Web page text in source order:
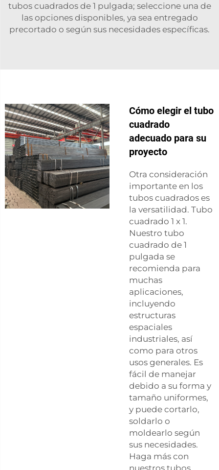
tubos cuadrados de 1 pulgada; seleccione una de
las opciones disponibles, ya sea entregado
precortado o según sus necesidades específicas.
Cómo elegir el tubo
cuadrado
adecuado para su
proyecto
Otra consideración
importante en los
tubos cuadrados es
la versatilidad. Tubo
cuadrado 1 x 1.
Nuestro tubo
cuadrado de 1
pulgada se
recomienda para
muchas
aplicaciones,
incluyendo
estructuras
espaciales
industriales, así
como para otros
usos generales. Es
fácil de manejar
debido a su forma y
tamaño uniformes,
y puede cortarlo,
soldarlo o
moldearlo según
sus necesidades.
Haga más con
nuestros tubos